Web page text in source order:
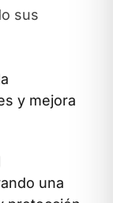
sus
y mejora
una